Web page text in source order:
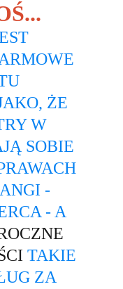
ŻE
W
SOBIE
-
- A
TAKIE
ZA